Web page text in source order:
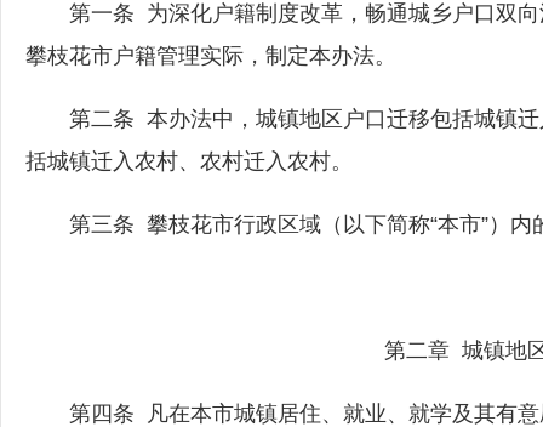
第一条 为深化户籍制度改革，畅通城乡户口双向
攀枝花市户籍管理实际，制定本办法。
第二条 本办法中，城镇地区户口迁移包括城镇迁
括城镇迁入农村、农村迁入农村。
第三条 攀枝花市行政区域（以下简称“本市”）内
第二章 城镇地
第四条 凡在本市城镇居住、就业、就学及其有意